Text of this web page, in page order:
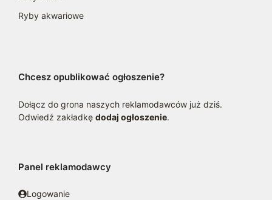
Ryby akwariowe
Chcesz opublikować ogłoszenie?
Dołącz do grona naszych reklamodawców już dziś.
Odwiedź zakładkę dodaj ogłoszenie.
Panel reklamodawcy
Logowanie